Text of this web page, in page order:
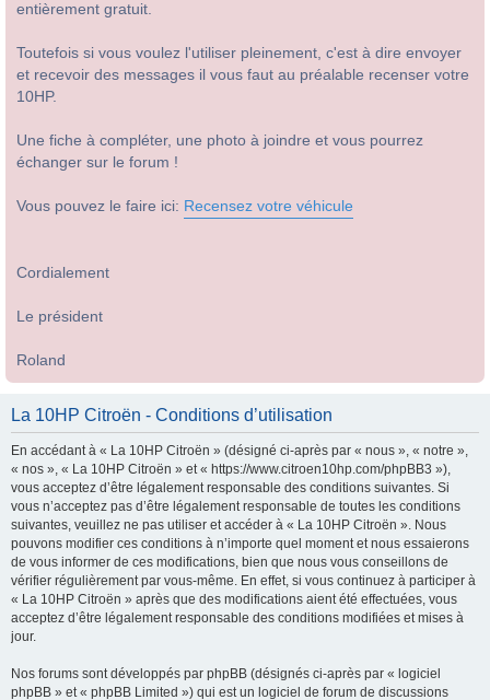
entièrement gratuit.
Toutefois si vous voulez l'utiliser pleinement, c'est à dire envoyer
et recevoir des messages il vous faut au préalable recenser votre
10HP.
Une fiche à compléter, une photo à joindre et vous pourrez
échanger sur le forum !
Vous pouvez le faire ici: Recensez votre véhicule
Cordialement
Le président
Roland
La 10HP Citroën - Conditions d’utilisation
En accédant à « La 10HP Citroën » (désigné ci-après par « nous », « notre »,
« nos », « La 10HP Citroën » et « https://www.citroen10hp.com/phpBB3 »),
vous acceptez d’être légalement responsable des conditions suivantes. Si
vous n’acceptez pas d’être légalement responsable de toutes les conditions
suivantes, veuillez ne pas utiliser et accéder à « La 10HP Citroën ». Nous
pouvons modifier ces conditions à n’importe quel moment et nous essaierons
de vous informer de ces modifications, bien que nous vous conseillons de
vérifier régulièrement par vous-même. En effet, si vous continuez à participer à
« La 10HP Citroën » après que des modifications aient été effectuées, vous
acceptez d’être légalement responsable des conditions modifiées et mises à
jour.
Nos forums sont développés par phpBB (désignés ci-après par « logiciel
phpBB » et « phpBB Limited ») qui est un logiciel de forum de discussions